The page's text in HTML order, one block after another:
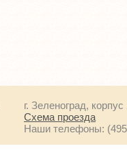
г. Зеленоград, корпус
Схема проезда
Наши телефоны: